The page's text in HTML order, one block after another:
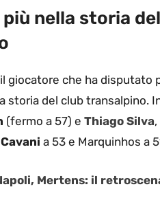
nella storia
giocatore che ha disputato
storia del club transalpino.
(fermo a 57) e Thiago Silva
Cavani a 53 e Marquinhos a
Mertens: il